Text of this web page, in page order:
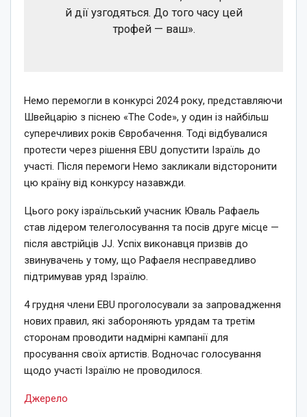
й дії узгодяться. До того часу цей
трофей — ваш».
Немо перемогли в конкурсі 2024 року, представляючи
Швейцарію з піснею «The Code», у один із найбільш
суперечливих років Євробачення. Тоді відбувалися
протести через рішення EBU допустити Ізраїль до
участі. Після перемоги Немо закликали відсторонити
цю країну від конкурсу назавжди.
Цього року ізраїльський учасник Юваль Рафаель
став лідером телеголосування та посів друге місце —
після австрійців JJ. Успіх виконавця призвів до
звинувачень у тому, що Рафаеля несправедливо
підтримував уряд Ізраїлю.
4 грудня члени EBU проголосували за запровадження
нових правил, які забороняють урядам та третім
сторонам проводити надмірні кампанії для
просування своїх артистів. Водночас голосування
щодо участі Ізраїлю не проводилося.
Джерело